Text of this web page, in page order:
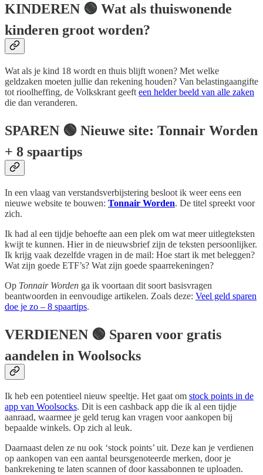
KINDEREN 🟢 Wat als thuiswonende
kinderen groot worden?
Wat als je kind 18 wordt en thuis blijft wonen? Met welke
geldzaken moeten jullie dan rekening houden? Van belastingaangifte
tot rioolheffing, de Volkskrant geeft een helder beeld van alle zaken
die dan veranderen.
SPAREN 🟢 Nieuwe site: Tonnair Worden
+ 8 spaartips
In een vlaag van verstandsverbijstering besloot ik weer eens een
nieuwe website te bouwen: Tonnair Worden. De titel spreekt voor
zich.
Ik had al een tijdje behoefte aan een plek om wat meer uitlegteksten
kwijt te kunnen. Hier in de nieuwsbrief zijn de teksten persoonlijker.
Ik krijg vaak dezelfde vragen in de mail: Hoe start ik met beleggen?
Wat zijn goede ETF’s? Wat zijn goede spaarrekeningen?
Op Tonnair Worden ga ik voortaan dit soort basisvragen
beantwoorden in eenvoudige artikelen. Zoals deze: Veel geld sparen
doe je zo – 8 spaartips.
VERDIENEN 🟢 Sparen voor gratis
aandelen in Woolsocks
Ik heb een potentieel nieuw speeltje. Het gaat om stock points in de
app van Woolsocks. Dit is een cashback app die ik al een tijdje
aanraad, waarmee je geld terug kan vragen voor aankopen bij
bepaalde winkels. Op zich al leuk.
Daarnaast delen ze nu ook ‘stock points’ uit. Deze kan je verdienen
op aankopen van een aantal beursgenoteerde merken, door je
bankrekening te laten scannen of door kassabonnen te uploaden.